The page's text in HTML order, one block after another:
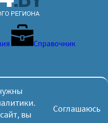
Справочник
712 страниц по
Яндекс.Метрики
вы
Соглашаюсь